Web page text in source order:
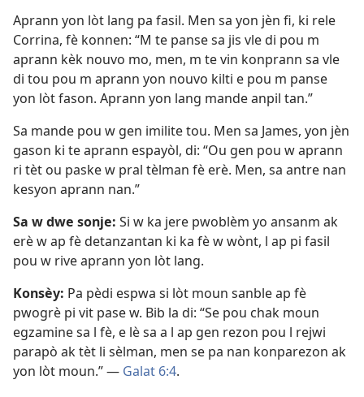
Aprann yon lòt lang pa fasil. Men sa yon jèn fi, ki rele
Corrina, fè konnen: “M te panse sa jis vle di pou m
aprann kèk nouvo mo, men, m te vin konprann sa vle
di tou pou m aprann yon nouvo kilti e pou m panse
yon lòt fason. Aprann yon lang mande anpil tan.”
Sa mande pou w gen imilite tou. Men sa James, yon jèn
gason ki te aprann espayòl, di: “Ou gen pou w aprann
ri tèt ou paske w pral tèlman fè erè. Men, sa antre nan
kesyon aprann nan.”
Sa w dwe sonje: Si w ka jere pwoblèm yo ansanm ak
erè w ap fè detanzantan ki ka fè w wònt, l ap pi fasil
pou w rive aprann yon lòt lang.
Konsèy: Pa pèdi espwa si lòt moun sanble ap fè
pwogrè pi vit pase w. Bib la di: “Se pou chak moun
egzamine sa l fè, e lè sa a l ap gen rezon pou l rejwi
parapò ak tèt li sèlman, men se pa nan konparezon ak
yon lòt moun.” — Galat 6:4.